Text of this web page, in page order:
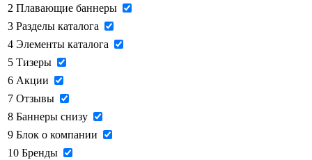
2 Плавающие баннеры
3 Разделы каталога
4 Элементы каталога
5 Тизеры
6 Акции
7 Отзывы
8 Баннеры снизу
9 Блок о компании
10 Бренды